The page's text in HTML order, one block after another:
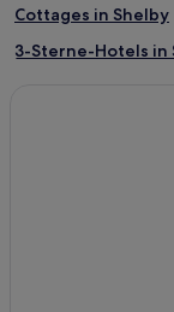
Cottages in Shelby
3-Sterne-Hotels in